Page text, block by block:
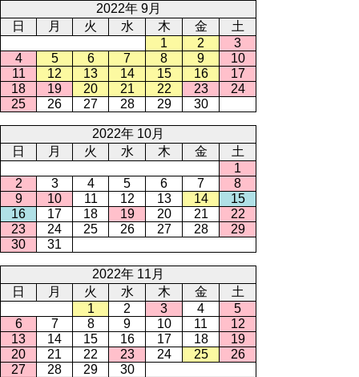
2022年 9月
日
月 火 水 木 金
土
1
2
3
4
5 6 7 8 9
10
11
12 13 14 15 16
17
18
19 20 21 22 23
24
25
26 27 28 29 30
2022年 10月
日
月 火 水 木 金
土
1
2
3 4 5 6 7
8
9
10 11 12 13 14
15
16
17 18 19 20 21
22
23
24 25 26 27 28
29
30
31
2022年 11月
日
月 火 水 木 金
土
1
2 3 4
5
6
7 8 9 10 11
12
13
14 15 16 17 18
19
20
21 22 23 24 25
26
27
28 29 30